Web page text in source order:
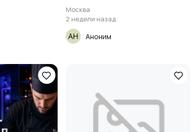
работать в
Москва
2 недели назад
Аноним